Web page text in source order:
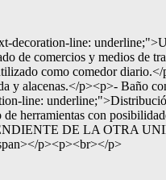
line:
de comercios y medios de
como comedor
y alacenas.</p><p>- Baño
line:
herramientas con
DE LA OTRA
p><p><br></p>